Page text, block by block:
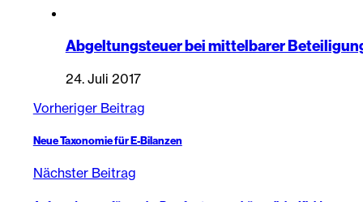
Abgeltungsteuer bei mittelbarer
24. Juli 2017
Vorheriger Beitrag
Neue Taxonomie für E-Bilanzen
Nächster Beitrag